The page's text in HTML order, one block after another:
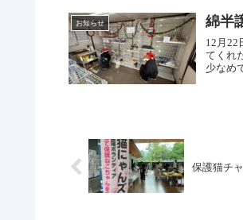
お知らせ 綿半
12月22
てくれ
少なめ
保護猫チ